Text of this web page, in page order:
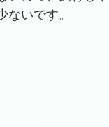
いです。